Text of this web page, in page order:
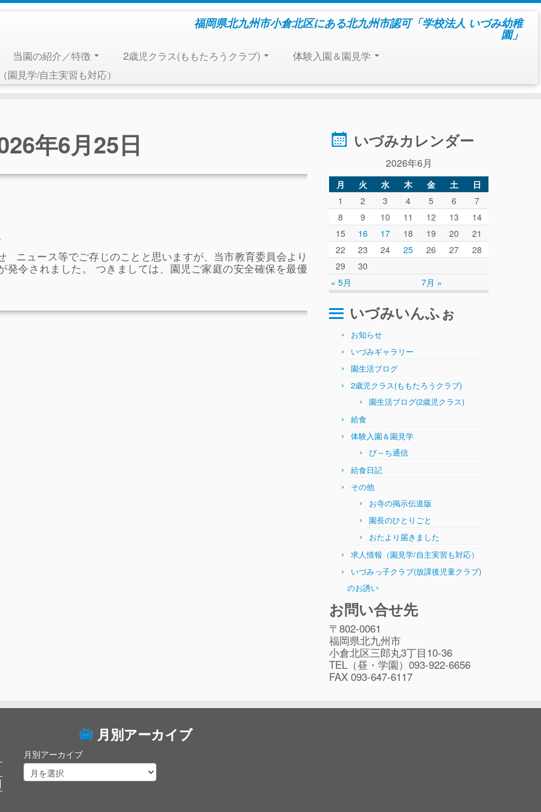
福岡県北九州市小倉北区にある北九州市認可「学校法人 いづみ幼稚
園」
当園の紹介／特徴 2歳児クラス(ももたろうクラブ)
体験入園＆園見学
（園見学/自主実習も対応）
年6月25日
.
ニュース等でご存じのことと思いますが、当市教育委員会より
令されました。 つきましては、園児ご家庭の安全確保を最優
いづみカレンダー
2026年6月
月 火 水 木 金 土 日
« 5月 7月 »
1 2 3 4 5 6
7
8
9 10 11 12 13
14
15
16 17 18 19 20
21
22
23 24 25 26 27
28
29
30
いづみいんふぉ
お知らせ
いづみギャラリー
園生活ブログ
2歳児クラス(ももたろうクラブ)
園生活ブログ(2歳児クラス)
給食
体験入園＆園見学
ぴ～ち通信
給食日記
その他
お寺の掲示伝道版
園長のひとりごと
おたより届きました
求人情報（園見学/自主実習も対応）
いづみっ子クラブ(放課後児童クラブ)
のお誘い
お問い合せ先
〒802-0061
福岡県北九州市
小倉北区三郎丸3丁目10-36
TEL（昼・学園）093-922-6656
FAX 093-647-6117
月別アーカイブ
月別アーカイブ